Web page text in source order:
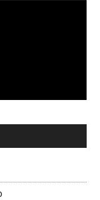
01:04
Corporación